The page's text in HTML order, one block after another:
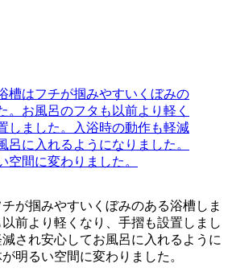
が掴みやすいくぼみのある浴槽しま
前より軽くなり、手摺も設置しまし
され安心してお風呂に入れるように
明るい空間に変わりました。